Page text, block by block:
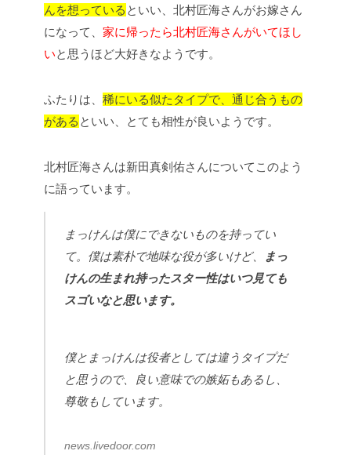
んを想っている といい、北村匠海さんがお嫁さん
になって、 家に帰ったら北村匠海さんがいてほし
いと思うほど大好きなようです。
ふたりは、 稀にいる似たタイプで、通じ合うもの
がある といい、とても相性が良いようです。
北村匠海さんは新田真剣佑さんについてこのよう
に語っています。
まっけんは僕にできないものを持ってい
て。僕は素朴で地味な役が多いけど、
まっ
けんの生まれ持ったスター性はいつ見ても
スゴいなと思います。
僕とまっけんは役者としては違うタイプだ
と思うので、良い意味での嫉妬もあるし、
尊敬もしています。
news.livedoor.com